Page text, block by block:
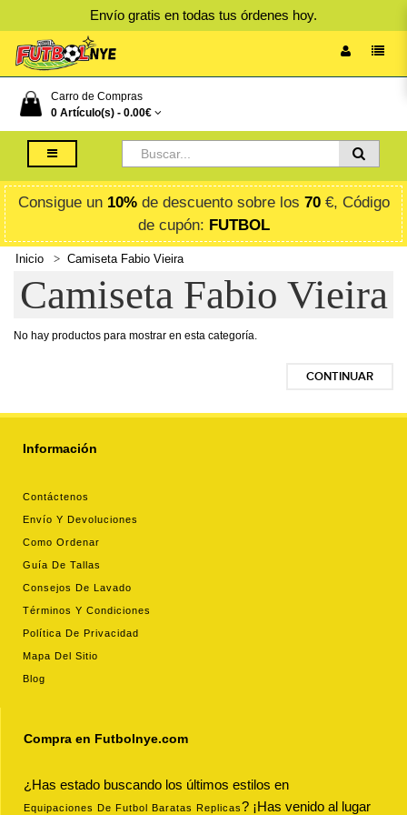
Envío gratis en todas tus órdenes hoy.
Carro de Compras
0 Artículo(s) - 0.00€
Consigue un 10%de descuento sobre los 70€, Código
de cupón: FUTBOL
Inicio Camiseta Fabio Vieira
Camiseta Fabio Vieira
No hay productos para mostrar en esta categoría.
CONTINUAR
Información
Contáctenos
Envío Y Devoluciones
Como Ordenar
Guía De Tallas
Consejos De Lavado
Términos Y Condiciones
Política De Privacidad
Mapa Del Sitio
Blog
Compra en Futbolnye.com
¿Has estado buscando los últimos estilos en
Equipaciones De Futbol Baratas Replicas? ¡Has venido al lugar